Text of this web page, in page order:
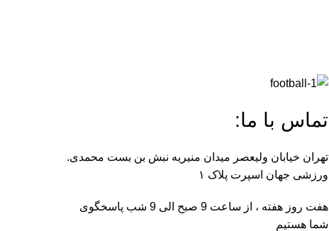
تماس با ما:
تهران خیابان ولیعصر میدان منیریه نبش بن بست محمدی.
ورزشی جهان اسپرت پلاک ۱
هفت روز هفته ، از ساعت 9 صبح الی 9 شب پاسخگوی
شما هستیم